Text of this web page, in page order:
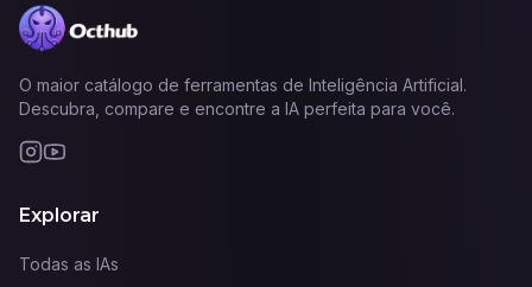
O maior catálogo de ferramentas de Inteligência Artificial.
Descubra, compare e encontre a IA perfeita para você.
Explorar
Todas as IAs